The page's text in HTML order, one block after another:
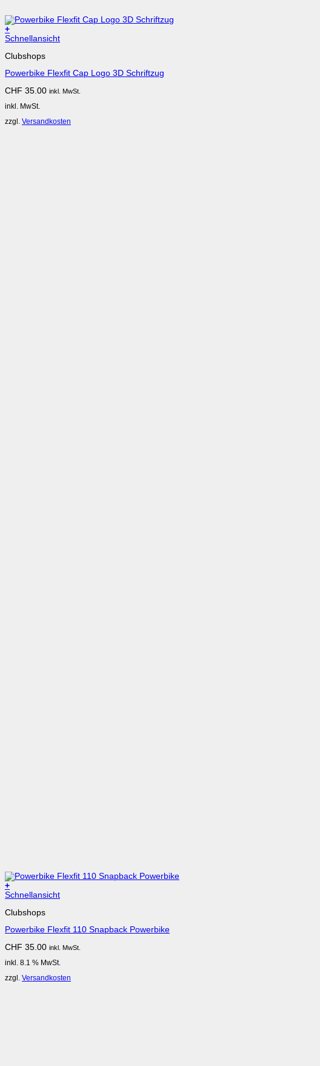
+
Dieses
weist
Varianten
Die
Optionen
können
auf
Schnellansicht
Clubshops
Powerbike Flexfit Cap Logo 3D Schriftzug
CHF 35.00 inkl. MwSt.
inkl. MwSt.
zzgl. Versandkosten
+
Schnellansicht
Clubshops
Powerbike Flexfit 110 Snapback Powerbike
CHF 35.00 inkl. MwSt.
inkl. 8.1 % MwSt.
zzgl. Versandkosten